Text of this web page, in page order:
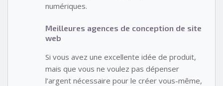
numériques.
Meilleures agences de conception de site
web
Si vous avez une excellente idée de produit,
mais que vous ne voulez pas dépenser
l’argent nécessaire pour le créer vous-même,